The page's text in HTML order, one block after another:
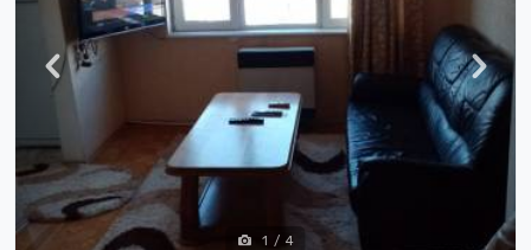
1 / 4